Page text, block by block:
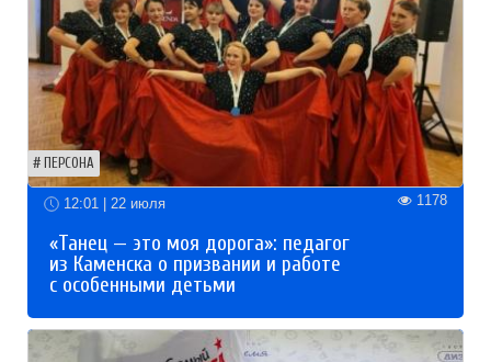
ПЕРСОНА
12:01 | 22 июля 1178
«Танец — это моя дорога»: педагог
из Каменска о призвании и работе
с особенными детьми